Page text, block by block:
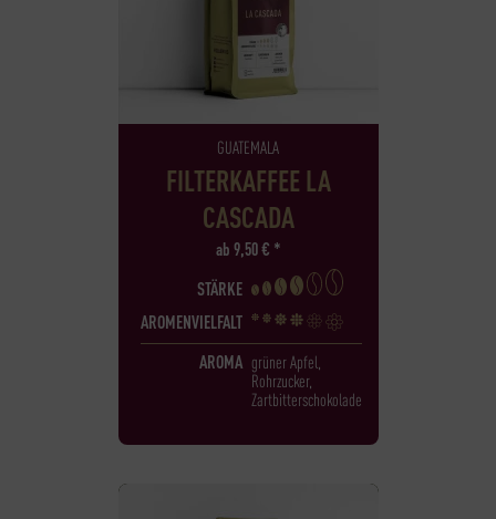
GUATEMALA
FILTERKAFFEE LA
CASCADA
ab9,50€ *
STÄRKE
AROMENVIELFALT
AROMA grüner Apfel,
Rohrzucker,
Zartbitterschokolade